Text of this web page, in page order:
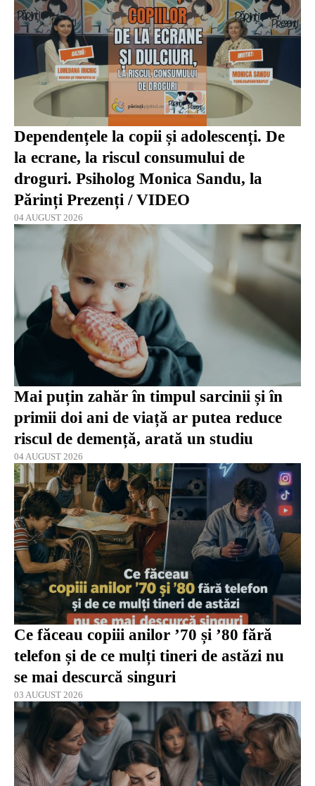
Dependențele la copii și adolescenți. De
la ecrane, la riscul consumului de
droguri. Psiholog Monica Sandu, la
Părinți Prezenți / VIDEO
04 AUGUST 2026
Mai puțin zahăr în timpul sarcinii și în
primii doi ani de viață ar putea reduce
riscul de demență, arată un studiu
04 AUGUST 2026
Ce făceau copiii anilor ’70 și ’80 fără
telefon și de ce mulți tineri de astăzi nu
se mai descurcă singuri
03 AUGUST 2026